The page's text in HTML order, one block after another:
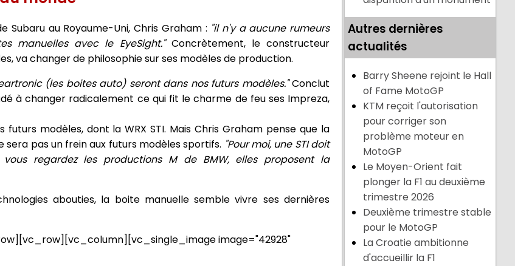
au Royaume-Uni, Chris Graham : "il n'y a aucune rumeurs
manuelles avec le EyeSight."Concrètement, le constructeur
va changer de philosophie sur ses modèles de production.
(les boites auto) seront dans nos futurs modèles."Conclut
à changer radicalement ce qui fit le charme de feu ses Impreza,
modèles, dont la WRX STI. Mais Chris Graham pense que la
pas un frein aux futurs modèles sportifs. "Pour moi, une STI doit
regardez les productions M de BMW, elles proposent la
abouties, la boite manuelle semble vivre ses dernières
image="42928"
Autres dernières
actualités
Barry Sheene rejoint le Hall
of Fame MotoGP
KTM reçoit l'autorisation
pour corriger son
problème moteur en
MotoGP
Le Moyen-Orient fait
plonger la F1 au deuxième
trimestre 2026
Deuxième trimestre stable
pour le MotoGP
La Croatie ambitionne
d'accueillir la F1